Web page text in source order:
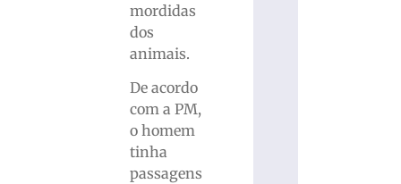
mordidas
dos
animais.
De acordo
com a PM,
o homem
tinha
passagens